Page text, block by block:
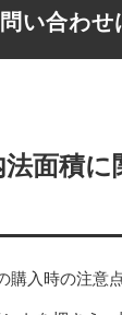
い合わせ
面積に
購入時の注意